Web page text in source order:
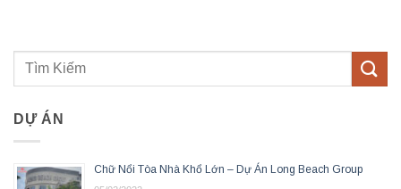
DỰ ÁN
Chữ Nổi Tòa Nhà Khổ Lớn – Dự Án Long Beach Group